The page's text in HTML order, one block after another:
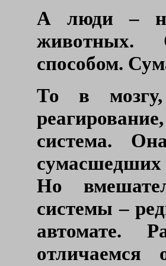
А люди –
животных.
способом.
То в мозгу,
система.
сумасшедших
Но
системы –
автомате.